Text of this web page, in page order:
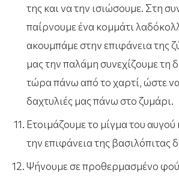
της και να την ισιώσουμε. Στη
παίρνουμε ένα κομμάτι
ακουμπάμε στην επιφάνεια της
μας την παλάμη συνεχίζουμε τη
τώρα πάνω από το χαρτί, ώστε να
δαχτυλιές μας πάνω στο ζυμάρι.
Ετοιμάζουμε το μίγμα του αυγού
την επιφάνεια της βασιλόπιτας
Ψήνουμε σε προθερμασμένο